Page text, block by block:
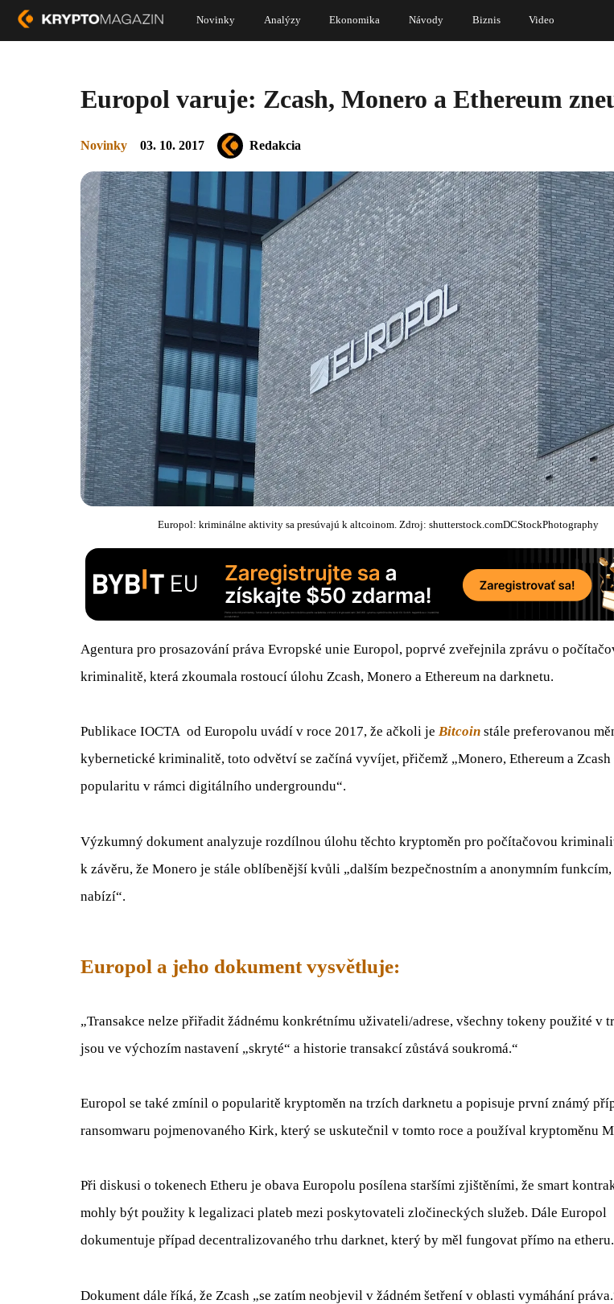
Novinky Analýzy Ekonomika Návody Biznis Video
Europol varuje: Zcash, Monero a Ethereum
Novinky 03. 10. 2017 Redakcia
Europol: kriminálne aktivity sa presúvajú k altcoinom. Zdroj: shutterstock.comDCStockPhotography
Agentura pro prosazování práva Evropské unie Europol, poprvé zveřejnila zprávu o
kriminalitě, která zkoumala rostoucí úlohu Zcash, Monero a Ethereum na darknetu.
Publikace IOCTA od Europolu uvádí v roce 2017, že ačkoli je Bitcoin stále preferovanou
kybernetické kriminalitě, toto odvětví se začíná vyvíjet, přičemž „Monero, Ethereum a
popularitu v rámci digitálního undergroundu“.
Výzkumný dokument analyzuje rozdílnou úlohu těchto kryptoměn pro počítačovou
k závěru, že Monero je stále oblíbenější kvůli „dalším bezpečnostním a anonymním funkcím,
nabízí“.
Europol a jeho dokument vysvětluje:
„Transakce nelze přiřadit žádnému konkrétnímu uživateli/adrese, všechny tokeny použité v
jsou ve výchozím nastavení „skryté“ a historie transakcí zůstává soukromá.“
Europol se také zmínil o popularitě kryptoměn na trzích darknetu a popisuje první známý
ransomwaru pojmenovaného Kirk, který se uskutečnil v tomto roce a používal kryptoměnu
Při diskusi o tokenech Etheru je obava Europolu posílena staršími zjištěními, že smart
mohly být použity k legalizaci plateb mezi poskytovateli zločineckých služeb. Dále Europol
dokumentuje případ decentralizovaného trhu darknet, který by měl fungovat přímo na etheru.
Dokument dále říká, že Zcash „se zatím neobjevil v žádném šetření v oblasti vymáhání